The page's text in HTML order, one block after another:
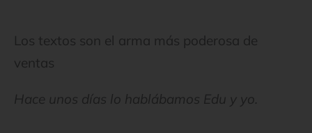
Los textos son el arma más poderosa de
ventas
Hace unos días lo hablábamos Edu y yo.